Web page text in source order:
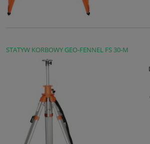
STATYW KORBOWY GEO-FENNEL FS 30-M